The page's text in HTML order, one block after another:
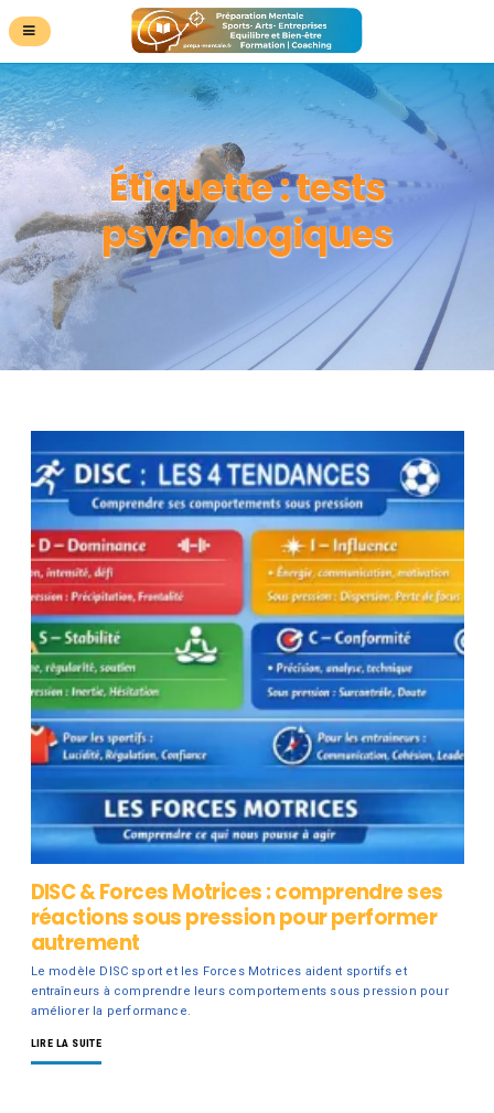
Étiquette :tests
psychologiques
DISC & Forces Motrices : comprendre ses
réactions sous pression pour performer
autrement
Le modèle DISC sport et les Forces Motrices aident sportifs et
entraîneurs à comprendre leurs comportements sous pression pour
améliorer la performance.
LIRE LA SUITE